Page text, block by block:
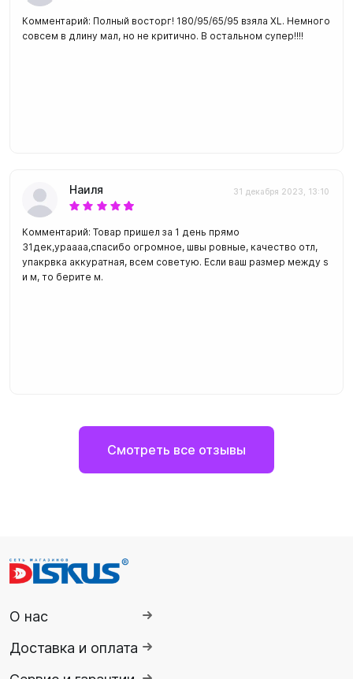
Комментарий: Полный восторг! 180/95/65/95 взяла XL. Немного
совсем в длину мал, но не критично. В остальном супер!!!!
Наиля 31 декабря 2023, 13:10
Комментарий: Товар пришел за 1 день прямо
31дек,ураааа,спасибо огромное, швы ровные, качество отл,
упакрвка аккуратная, всем советую. Если ваш размер между s
и м, то берите м.
Смотреть все отзывы
О нас
Доставка и оплата